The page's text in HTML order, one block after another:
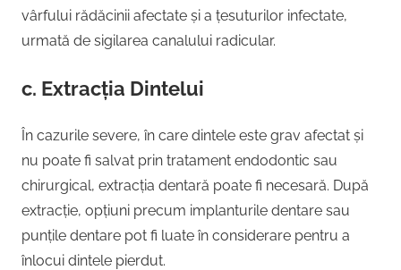
vârfului rădăcinii afectate și a țesuturilor infectate,
urmată de sigilarea canalului radicular.
c. Extracția Dintelui
În cazurile severe, în care dintele este grav afectat și
nu poate fi salvat prin tratament endodontic sau
chirurgical, extracția dentară poate fi necesară. După
extracție, opțiuni precum implanturile dentare sau
punțile dentare pot fi luate în considerare pentru a
înlocui dintele pierdut.